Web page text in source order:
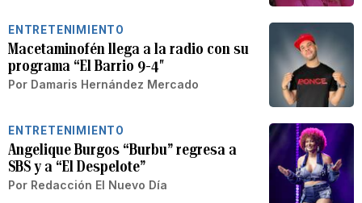
ENTRETENIMIENTO
Macetaminofén llega a la radio con su
programa “El Barrio 9-4″
Por Damaris Hernández Mercado
ENTRETENIMIENTO
Angelique Burgos “Burbu” regresa a
SBS y a “El Despelote”
Por Redacción El Nuevo Día